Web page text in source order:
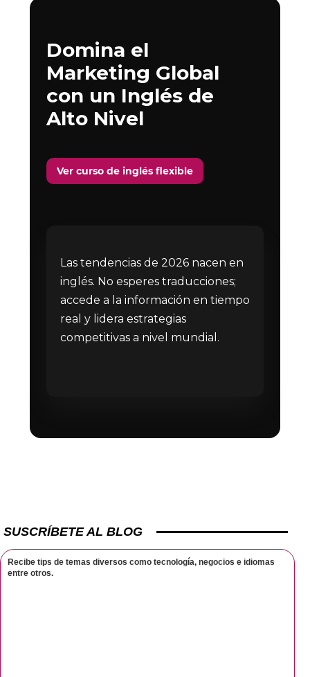
Domina el
Marketing Global
con un Inglés de
Alto Nivel
Ver curso de inglés flexible
Las tendencias de 2026 nacen en
inglés. No esperes traducciones;
accede a la información en tiempo
real y lidera estrategias
competitivas a nivel mundial.
SUSCRÍBETE AL BLOG
Recibe tips de temas diversos como tecnología, negocios e idiomas
entre otros.